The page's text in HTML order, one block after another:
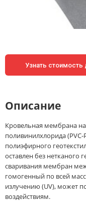
Узнать
Описание
Кровельная мембрана
поливинилхлорида
полиэфирного
оставлен без нетканого
сваривания мембран
гомогенный по всей
излучению (UV), может
воздействиям.